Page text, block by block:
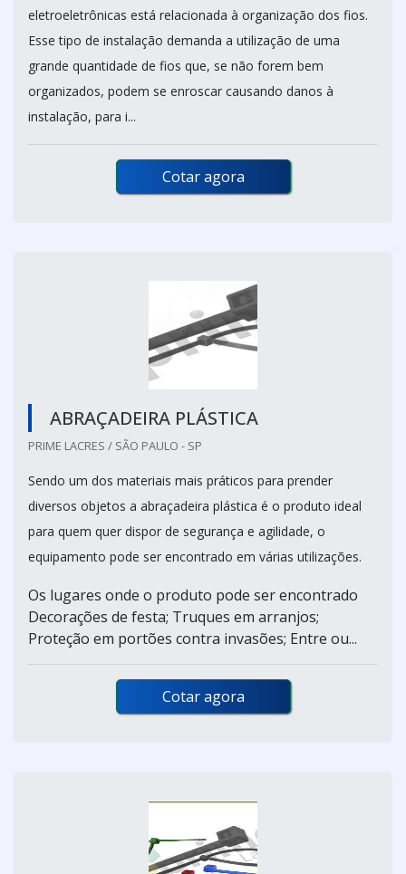
eletroeletrônicas está relacionada à organização dos fios.
Esse tipo de instalação demanda a utilização de uma
grande quantidade de fios que, se não forem bem
organizados, podem se enroscar causando danos à
instalação, para i...
Cotar agora
ABRAÇADEIRA PLÁSTICA
PRIME LACRES / SÃO PAULO - SP
Sendo um dos materiais mais práticos para prender
diversos objetos a abraçadeira plástica é o produto ideal
para quem quer dispor de segurança e agilidade, o
equipamento pode ser encontrado em várias utilizações.
Os lugares onde o produto pode ser encontrado
Decorações de festa; Truques em arranjos;
Proteção em portões contra invasões; Entre ou...
Cotar agora